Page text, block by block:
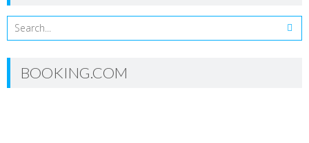
BOOKING.COM